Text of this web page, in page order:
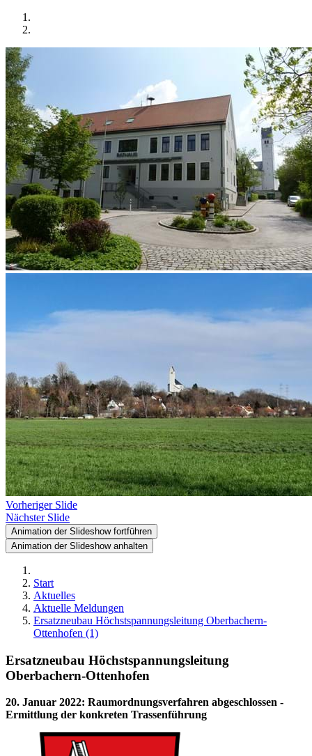
Vorheriger Slide
Nächster Slide
Animation der Slideshow fortführen
Animation der Slideshow anhalten
Start
Aktuelles
Aktuelle Meldungen
Ersatzneubau Höchstspannungsleitung Oberbachern-
Ottenhofen (1)
Ersatzneubau Höchstspannungsleitung
Oberbachern-Ottenhofen
20. Januar 2022: Raumordnungsverfahren abgeschlossen -
Ermittlung der konkreten Trassenführung